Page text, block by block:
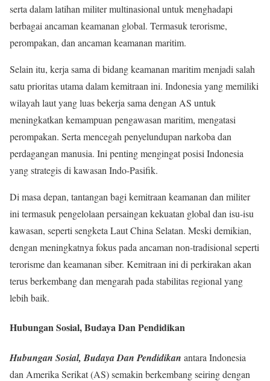
serta dalam latihan militer multinasional untuk menghadapi
berbagai ancaman keamanan global. Termasuk terorisme,
perompakan, dan ancaman keamanan maritim.
Selain itu, kerja sama di bidang keamanan maritim menjadi salah
satu prioritas utama dalam kemitraan ini. Indonesia yang memiliki
wilayah laut yang luas bekerja sama dengan AS untuk
meningkatkan kemampuan pengawasan maritim, mengatasi
perompakan. Serta mencegah penyelundupan narkoba dan
perdagangan manusia. Ini penting mengingat posisi Indonesia
yang strategis di kawasan Indo-Pasifik.
Di masa depan, tantangan bagi kemitraan keamanan dan militer
ini termasuk pengelolaan persaingan kekuatan global dan isu-isu
kawasan, seperti sengketa Laut China Selatan. Meski demikian,
dengan meningkatnya fokus pada ancaman non-tradisional seperti
terorisme dan keamanan siber. Kemitraan ini di perkirakan akan
terus berkembang dan mengarah pada stabilitas regional yang
lebih baik.
Hubungan Sosial, Budaya Dan Pendidikan
Hubungan Sosial, Budaya Dan Pendidikan antara Indonesia
dan Amerika Serikat (AS) semakin berkembang seiring dengan